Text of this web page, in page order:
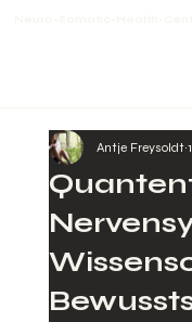
Antje Freysoldt